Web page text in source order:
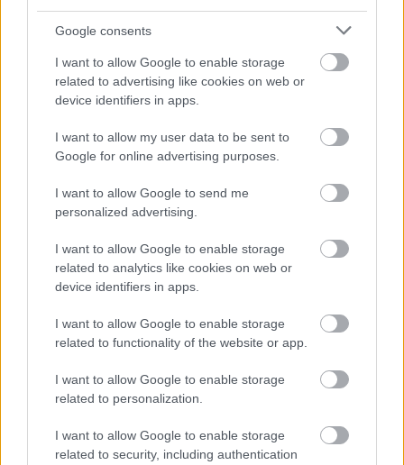
Google consents
I want to allow Google to enable storage
related to advertising like cookies on web or
device identifiers in apps.
I want to allow my user data to be sent to
Google for online advertising purposes.
I want to allow Google to send me
personalized advertising.
I want to allow Google to enable storage
related to analytics like cookies on web or
device identifiers in apps.
I want to allow Google to enable storage
related to functionality of the website or app.
I want to allow Google to enable storage
related to personalization.
I want to allow Google to enable storage
related to security, including authentication
Adrian Newey megszólalt a titkos
fejlesztésekről és a Honda
motorról
egy szintet, hiszen így egyértelműen az F3 elé
ad a tehetséges fiataloknak. Hogy mindez így
van-e rendjén, azt mindenki maga döntheti el, de
az tény, hogy a múltban a licencpontok hiánya
például többször is megakadályozta, hogy Colton
Herta debütálhasson az F1-ben.
Az amerikai versenyzőt az AlphaTauri akarta
leigazolni még 2023-ban, de mivel csak 32 pont